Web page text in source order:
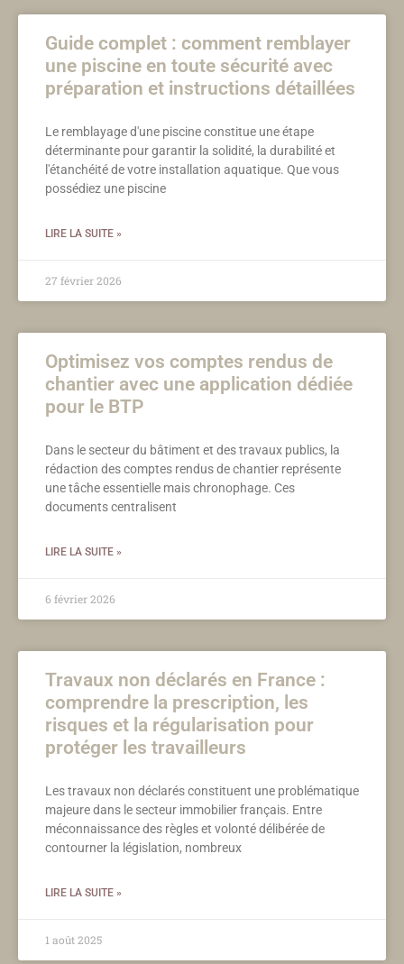
Guide complet : comment remblayer
une piscine en toute sécurité avec
préparation et instructions détaillées
Le remblayage d'une piscine constitue une étape
déterminante pour garantir la solidité, la durabilité et
l'étanchéité de votre installation aquatique. Que vous
possédiez une piscine
LIRE LA SUITE »
27 février 2026
Optimisez vos comptes rendus de
chantier avec une application dédiée
pour le BTP
Dans le secteur du bâtiment et des travaux publics, la
rédaction des comptes rendus de chantier représente
une tâche essentielle mais chronophage. Ces
documents centralisent
LIRE LA SUITE »
6 février 2026
Travaux non déclarés en France :
comprendre la prescription, les
risques et la régularisation pour
protéger les travailleurs
Les travaux non déclarés constituent une problématique
majeure dans le secteur immobilier français. Entre
méconnaissance des règles et volonté délibérée de
contourner la législation, nombreux
LIRE LA SUITE »
1 août 2025